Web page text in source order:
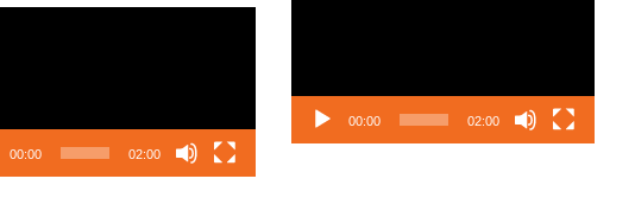
00:00 02:00
00:00 02:00